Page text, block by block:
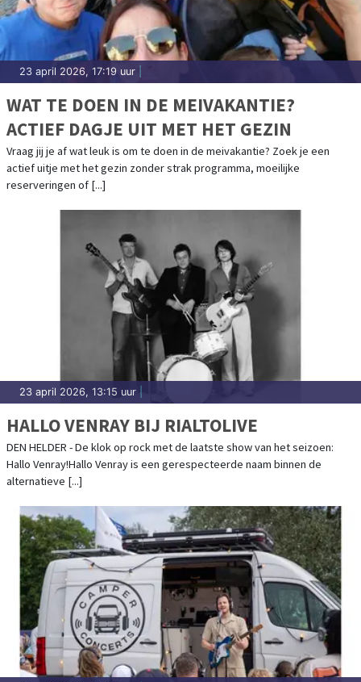
23 april 2026, 17:19 uur
WAT TE DOEN IN DE MEIVAKANTIE?
ACTIEF DAGJE UIT MET HET GEZIN
Vraag jij je af wat leuk is om te doen in de meivakantie? Zoek je een
actief uitje met het gezin zonder strak programma, moeilijke
reserveringen of [...]
23 april 2026, 13:15 uur
HALLO VENRAY BIJ RIALTOLIVE
DEN HELDER - De klok op rock met de laatste show van het seizoen:
Hallo Venray!Hallo Venray is een gerespecteerde naam binnen de
alternatieve [...]